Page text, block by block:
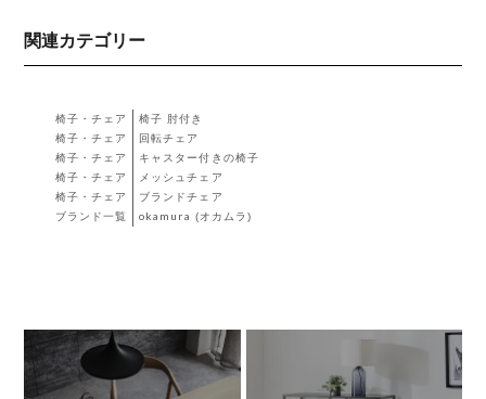
関連カテゴリー
椅子・チェア
椅子 肘付き
椅子・チェア
回転チェア
椅子・チェア
キャスター付きの椅子
椅子・チェア
メッシュチェア
椅子・チェア
ブランドチェア
ブランド一覧
okamura (オカムラ)